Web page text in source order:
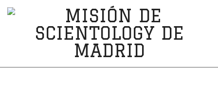
MISIÓN